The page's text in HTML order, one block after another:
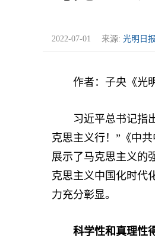
2022-07-01 来源: 光明日报
作者：子央《光明
习近平总书记指出
克思主义行！”《中
展示了马克思主义的
克思主义中国化时代
力充分彰显。
科学性和真理性